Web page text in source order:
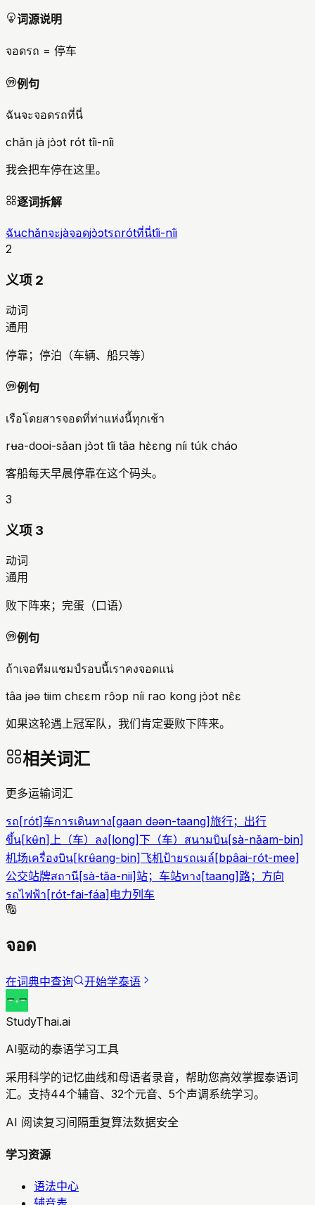
词源说明
จอดรถ = 停车
例句
ฉันจะจอดรถที่นี่
chǎn jà jɔ̀ɔt rót tîi-nîi
我会把车停在这里。
逐词拆解
ฉันchǎnจะjàจอดjɔ̀ɔtรถrótที่นี่tîi-nîi
2
义项 2
动词
通用
停靠；停泊（车辆、船只等）
例句
เรือโดยสารจอดที่ท่าแห่งนี้ทุกเช้า
rʉa-dooi-sǎan jɔ̀ɔt tîi tâa hɛ̀ɛng níi túk cháo
客船每天早晨停靠在这个码头。
3
义项 3
动词
通用
败下阵来；完蛋（口语）
例句
ถ้าเจอทีมแชมป์รอบนี้เราคงจอดแน่
tâa jəə tiim chɛɛm rɔ̂ɔp níi rao kong jɔ̀ɔt nɛ̂ɛ
如果这轮遇上冠军队，我们肯定要败下阵来。
相关词汇
更多运输词汇
รถ[rót]车การเดินทาง[gaan dəən-taang]旅行；出行
ขึ้น[kʉ̂n] 上（车） ลง[long]下（车） สนามบิน[sà-nǎam-bin]
机场เครื่องบิน[krʉ̂ang-bin]飞机ป้ายรถเมล์[bpâai-rót-mee]
公交站牌สถานี[sà-tǎa-nii]站；车站ทาง[taang]路；方向
รถไฟฟ้า[rót-fai-fáa]电力列车
จอด
在词典中查询 开始学泰语
StudyThai.ai
AI驱动的泰语学习工具
采用科学的记忆曲线和母语者录音，帮助您高效掌握泰语词
汇。支持44个辅音、32个元音、5个声调系统学习。
AI 阅读复习间隔重复算法数据安全
学习资源
语法中心